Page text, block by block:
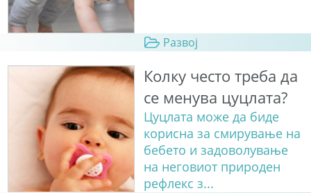
Развој
Колку често треба да
се менува цуцлата?
Цуцлата може да биде
корисна за смирување на
бебето и задоволување
на неговиот природен
рефлекс з...